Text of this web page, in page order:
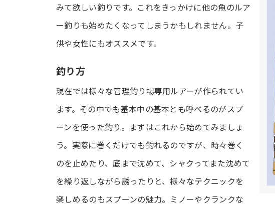
みて欲しい釣りです。これをきっかけに他の魚のルア
ー釣りも始めたくなってしまうかもしれません。子
供や女性にもオススメです。
釣り方
現在では様々な管理釣り場専用ルアーが作られてい
ます。その中でも基本中の基本とも呼べるのがスプ
ーンを使った釣り。まずはこれから始めてみましょ
う。実際に巻くだけでも釣れるのですが、時々巻く
のを止めたり、底まで沈めて、シャクってまた沈めて
を繰り返しながら誘ったりと、様々なテクニックを
楽しめるのもスプーンの魅力。ミノーやクランクな